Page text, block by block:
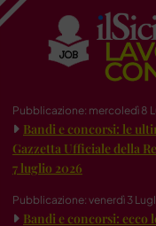
Pubblicazione: mercoledì 8
Bandi e concorsi: le
Gazzetta Ufficiale della
7 luglio 2026
Pubblicazione: venerdì 3
Bandi e concorsi: ecco